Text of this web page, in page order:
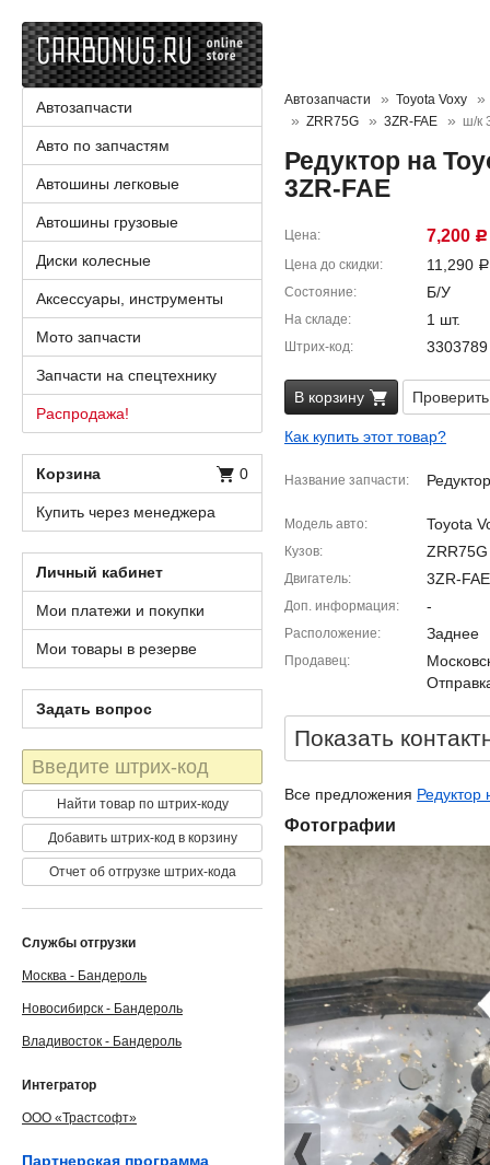
Автозапчасти
Toyota Voxy
ZRR75G
3ZR-FAE ш/к
Редуктор на
3ZR-FAE
Цена 7,200 Р
Цена до скидки 11,290 Р
Состояние Б/У
На складе 1 шт.
Штрих-код 3303789
В корзину
Как купить этот товар?
Название запчасти Редуктор
Модель авто Toyota
Кузов ZRR75G
Двигатель 3ZR-FAE
Доп. информация -
Расположение Заднее
Продавец
Показать
Все предложения Редуктор
Фотографии
Автозапчасти
Авто по запчастям
Автошины легковые
Автошины грузовые
Диски колесные
Аксессуары, инструменты
Мото запчасти
Запчасти на спецтехнику
Распродажа!
Корзина 0
Купить через менеджера
Личный кабинет
Мои платежи и покупки
Мои товары в резерве
Задать вопрос
Штрих-
код
Найти товар по штрих-коду
Добавить штрих-код в корзину
Отчет об отгрузке штрих-кода
Службы отгрузки
Москва - Бандероль
Новосибирск - Бандероль
Владивосток - Бандероль
Интегратор
ООО «Трастсофт»
Партнерская программа